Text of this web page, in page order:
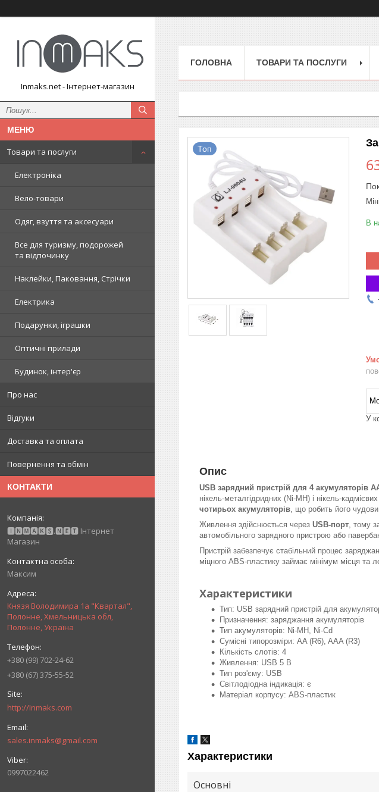
Inmaks.net - Інтернет-магазин
Товари та послуги
Електроніка
Вело-товари
Одяг, взуття та аксесуари
Все для туризму, подорожей
та відпочинку
Наклейки, Паковання, Стрічки
Електрика
Подарунки, іграшки
Оптичні прилади
Будинок, інтер'єр
Про нас
Відгуки
Доставка та оплата
Повернення та обмін
КОНТАКТИ
🅸🅽🅼🅰🅺🆂.🅽🅴🆃 Інтернет
Магазин
Максим
Князя Володимира 1а "Квартал",
Полонне, Хмельницька обл,
Полонне, Україна
+380 (99) 702-24-62
+380 (67) 375-55-52
http://Inmaks.com
sales.inmaks@gmail.com
0997022462
ГОЛОВНА ТОВАРИ ТА ПОСЛУГИ
Топ
В
У
Опис
USB зарядний пристрій для 4 акумуляторів
нікель-металгідридних (Ni-MH) і нікель-
чотирьох акумуляторів , що робить його
Живлення здійснюється через USB-порт , тому
автомобільного зарядного пристрою або
Пристрій забезпечує стабільний процес
міцного ABS-пластику займає мінімум місця та
Характеристики
Тип: USB зарядний пристрій для
Призначення: заряджання акумуляторів
Тип акумуляторів: Ni-MH, Ni-Cd
Сумісні типорозміри: AA (R6), AAA (R3)
Кількість слотів: 4
Живлення: USB 5 В
Тип роз'єму: USB
Світлодіодна індикація: є
Матеріал корпусу: ABS-пластик
Характеристики
Основні